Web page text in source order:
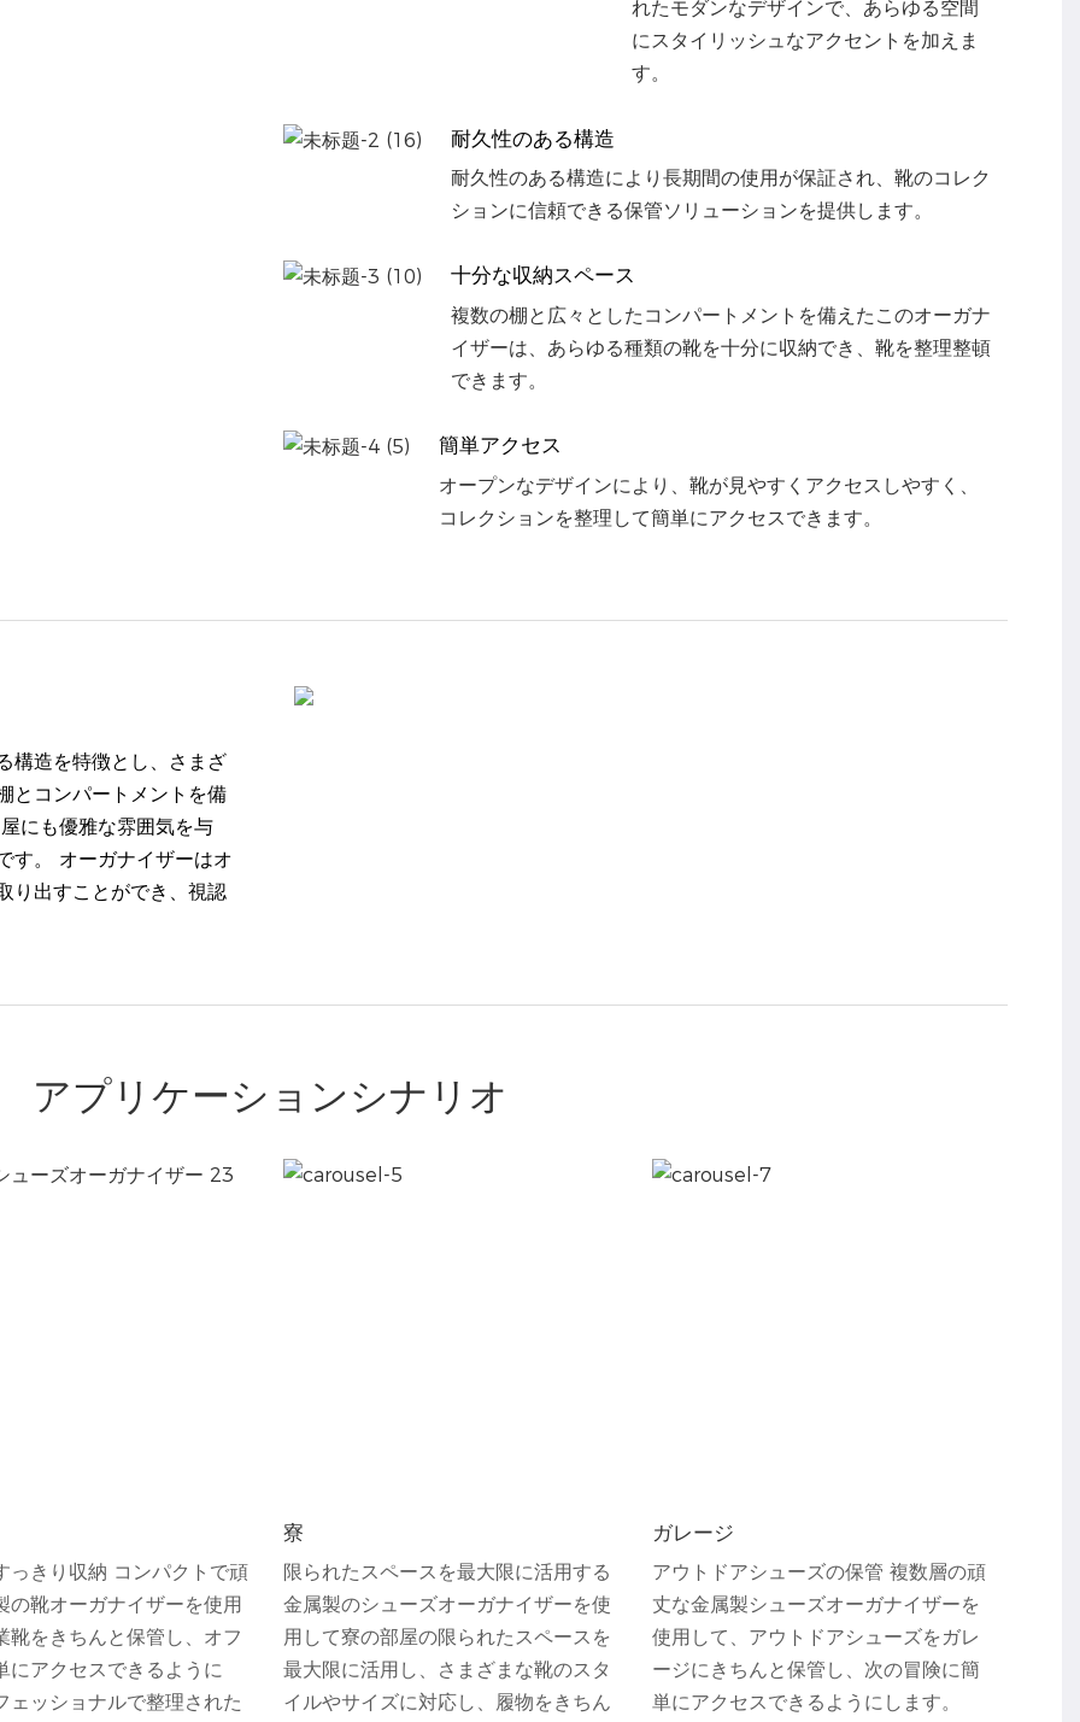
れたモダンなデザインで、あらゆる空間
にスタイリッシュなアクセントを加えま
す。
耐久性のある構造
耐久性のある構造により長期間の使用が保証され、靴のコレク
ションに信頼できる保管ソリューションを提供します。
十分な収納スペース
複数の棚と広々としたコンパートメントを備えたこのオーガナ
イザーは、あらゆる種類の靴を十分に収納でき、靴を整理整頓
できます。
簡単アクセス
オープンなデザインにより、靴が見やすくアクセスしやすく、
コレクションを整理して簡単にアクセスできます。
構造を特徴とし、さまざ
とコンパートメントを備
にも優雅な雰囲気を与
す。 オーガナイザーはオ
り出すことができ、視認
アプリケーションシナリオ
っきり収納 コンパクトで頑
の靴オーガナイザーを使用
靴をきちんと保管し、オフ
にアクセスできるように
ェッショナルで整理された
寮
限られたスペースを最大限に活用する
金属製のシューズオーガナイザーを使
用して寮の部屋の限られたスペースを
最大限に活用し、さまざまな靴のスタ
イルやサイズに対応し、履物をきちん
ガレージ
アウトドアシューズの保管 複数層の頑
丈な金属製シューズオーガナイザーを
使用して、アウトドアシューズをガレ
ージにきちんと保管し、次の冒険に簡
単にアクセスできるようにします。